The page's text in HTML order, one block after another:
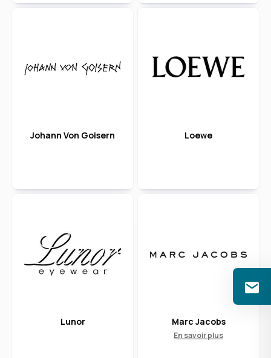
Johann Von Goisern Loewe
Lunor Marc Jacobs
En savoir plus